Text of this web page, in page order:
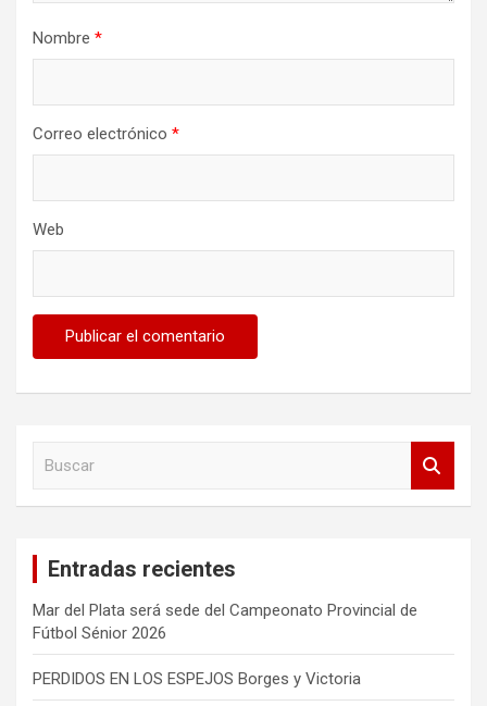
Nombre *
Correo electrónico *
Web
Entradas recientes
Mar del Plata será sede del Campeonato Provincial de
Fútbol Sénior 2026
PERDIDOS EN LOS ESPEJOS Borges y Victoria